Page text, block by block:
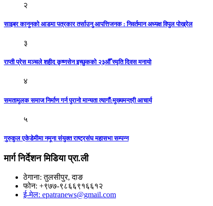
२
साइबर कानुनको आडमा पत्रकार तर्साउनु आपत्तिजनक : निवर्तमान अध्यक्ष विपुल पोख्रेल
३
राप्ती प्रेस मञ्चले शहीद कृष्णसेन इच्छुकको २३औँ स्मृति दिवस मनायो
४
समतामुलक समाज निर्माण गर्न पुरानाे मान्यता त्यागाैं:मुख्यमन्त्री आचार्य
५
गुरुकुल एकेडेमीमा नमूना संयुक्त राष्ट्रसंघ महासभा सम्पन्न
मार्ग निर्देशन मिडिया प्रा.ली
ठेगाना: तुलसीपुर, दाङ
फोन: +९७७-९८६६९१६६१२
ई-मेल: epatranews@gmail.com